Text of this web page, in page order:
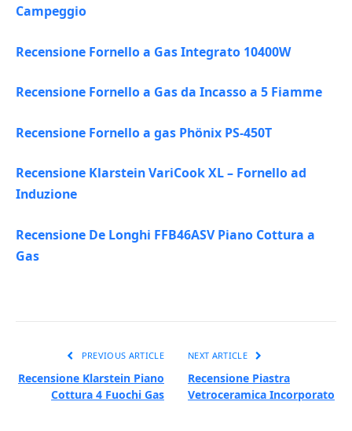
Campeggio
Recensione Fornello a Gas Integrato 10400W
Recensione Fornello a Gas da Incasso a 5 Fiamme
Recensione Fornello a gas Phönix PS-450T
Recensione Klarstein VariCook XL – Fornello ad
Induzione
Recensione De Longhi FFB46ASV Piano Cottura a
Gas
PREVIOUS ARTICLE
Recensione Klarstein Piano
Cottura 4 Fuochi Gas
NEXT ARTICLE
Recensione Piastra
Vetroceramica Incorporato